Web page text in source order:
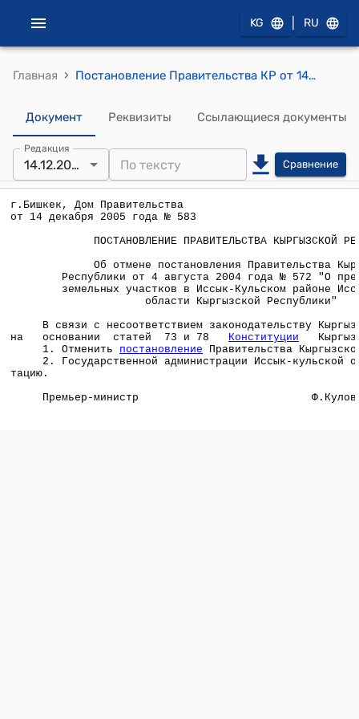
KG RU
Главная › Постановление Правительства КР от 14 декабря 2005 года № 583 "Об отмене постановления Правительства Кыргызской Республики от 4 августа 2004 года № 572 "О предоставлении земельных участков в Иссык-Кульском районе Иссык-Кульской области Кыргызской Республики"
Документ Реквизиты Ссылающиеся документы
Редакция
14.12.2005 Сравнение